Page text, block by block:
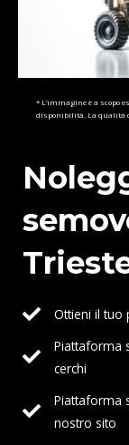
Ottieni il tuo
Piattaforma
cerchi
Piattaforma
nostro sito
* L’immagine è a scopo
disponibilità. La qualità